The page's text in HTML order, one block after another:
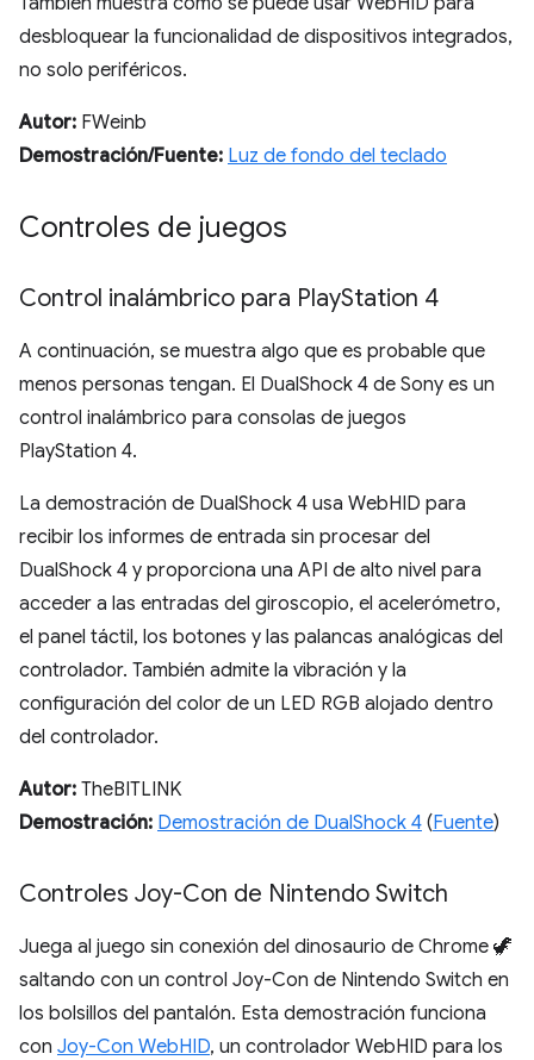
desbloquear la funcionalidad de dispositivos integrados,
no solo periféricos.
Autor: FWeinb
Demostración/Fuente: Luz de fondo del teclado
Controles de juegos
Control inalámbrico para PlayStation 4
A continuación, se muestra algo que es probable que
menos personas tengan. El DualShock 4 de Sony es un
control inalámbrico para consolas de juegos
PlayStation 4.
La demostración de DualShock 4 usa WebHID para
recibir los informes de entrada sin procesar del
DualShock 4 y proporciona una API de alto nivel para
acceder a las entradas del giroscopio, el acelerómetro,
el panel táctil, los botones y las palancas analógicas del
controlador. También admite la vibración y la
configuración del color de un LED RGB alojado dentro
del controlador.
Autor: TheBITLINK
Demostración: Demostración de DualShock 4 (Fuente)
Controles Joy-Con de Nintendo Switch
Juega al juego sin conexión del dinosaurio de Chrome 🦖
saltando con un control Joy-Con de Nintendo Switch en
los bolsillos del pantalón. Esta demostración funciona
con Joy-Con WebHID, un controlador WebHID para los